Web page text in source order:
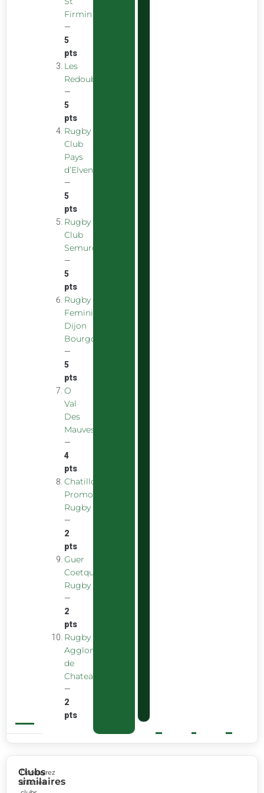
Firmin
—
5
pts
Les
Redoubstables
—
5
pts
Rugby
Club
Pays
d’Elven
—
5
pts
Rugby
Club
Semurois
—
5
pts
Rugby
Feminin
Dijon
Bourgogne
—
5
pts
O
Val
Des
Mauves
—
4
pts
Chatillon
Promotion
Rugby
—
2
pts
Guer
Coetquidan
Rugby
—
2
pts
Rugby
Agglomeration
de
Chateaubourg
—
2
pts
Clubs
similaires
Découvrez
d’autres